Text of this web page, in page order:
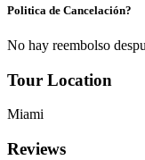
Politica de Cancelación?
No hay reembolso
Tour Location
Miami
Reviews